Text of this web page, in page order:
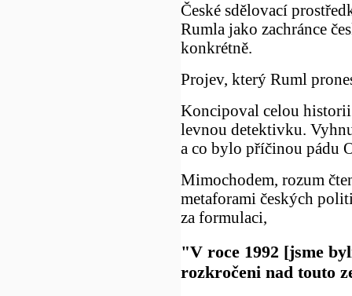
České sdělovací
Rumla jako zachránce
konkrétně.
Projev, který Ruml
Koncipoval celou
levnou detektivku.
a co bylo příčinou pádu
Mimochodem, rozum
metaforami českých
za formulaci,
"V roce 1992 [jsme
rozkročeni nad touto